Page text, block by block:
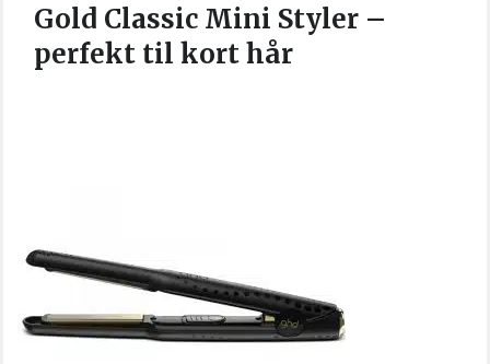
Gold Classic Mini Styler –
perfekt til kort hår